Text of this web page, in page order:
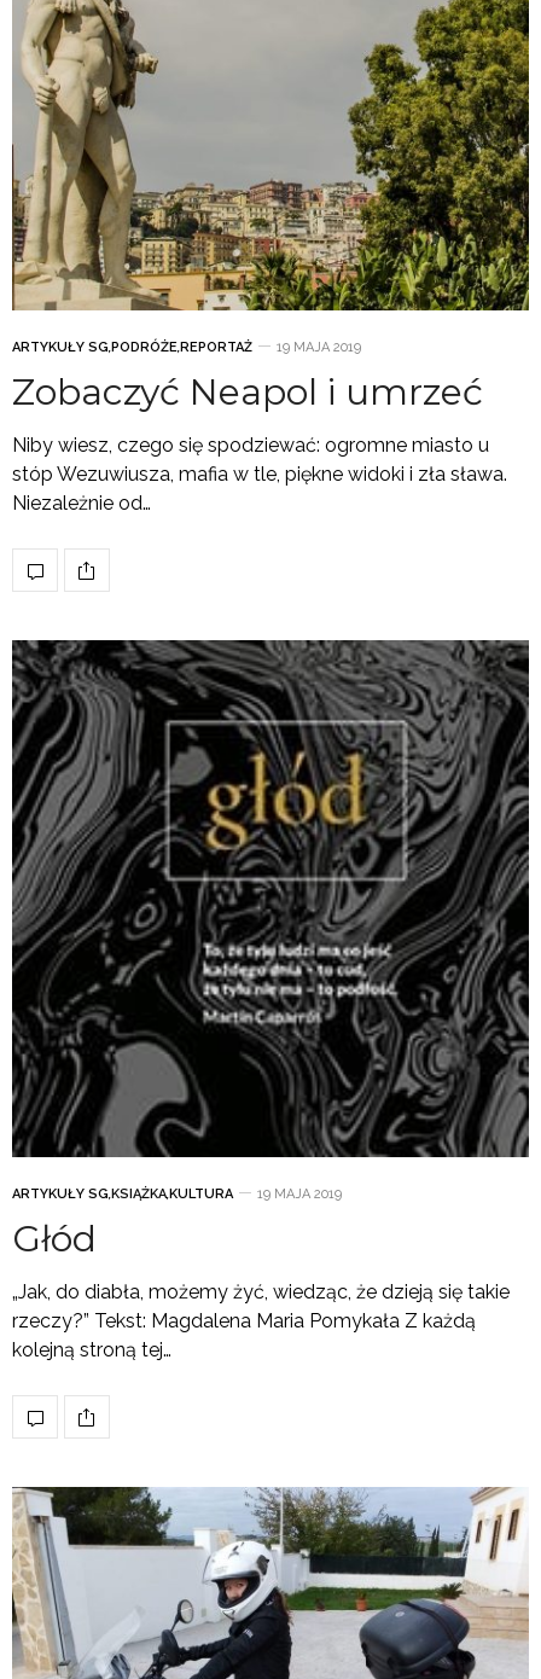
ARTYKUŁY SG,PODRÓŻE,REPORTAŻ 19 MAJA 2019
Zobaczyć Neapol i umrzeć
Niby wiesz, czego się spodziewać: ogromne miasto u
stóp Wezuwiusza, mafia w tle, piękne widoki i zła sława.
Niezależnie od…
ARTYKUŁY SG,KSIĄŻKA,KULTURA 19 MAJA 2019
Głód
„Jak, do diabła, możemy żyć, wiedząc, że dzieją się takie
rzeczy?” Tekst: Magdalena Maria Pomykała Z każdą
kolejną stroną tej…